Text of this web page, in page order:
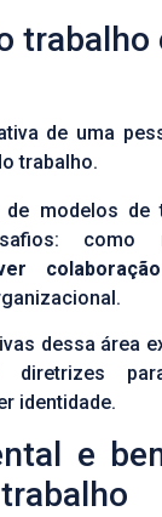
trabalho
modelos de
como
colaboração
dessa área
identidade.
e